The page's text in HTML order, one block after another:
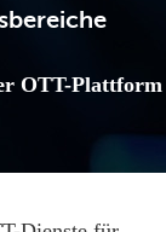
OTT-